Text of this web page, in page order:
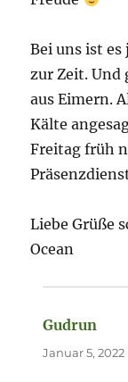
Bei uns ist
zur Zeit. Und
aus Eimern.
Kälte
Freitag früh
Liebe Grüße
Ocean
Gudrun
Januar 5,